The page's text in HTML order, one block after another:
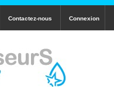
Connexion
Contactez-nous